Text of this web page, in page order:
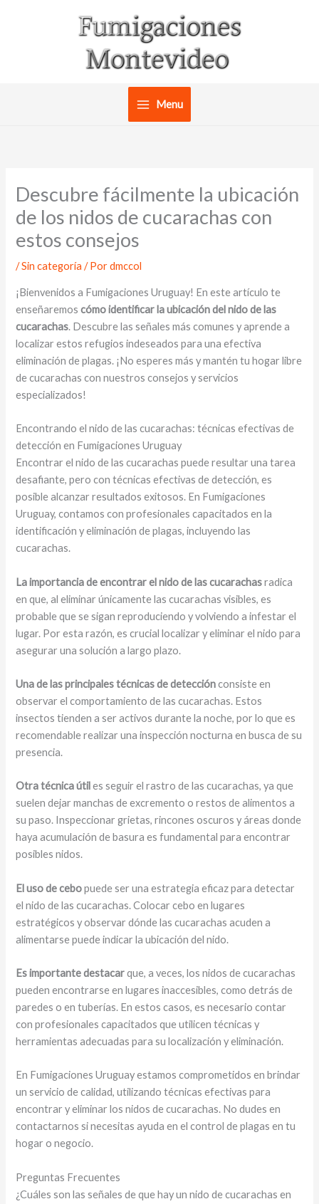
Menu
Descubre fácilmente la ubicación
de los nidos de cucarachas con
estos consejos
/Sin categoría / Pordmccol
¡Bienvenidos a Fumigaciones Uruguay! En este artículo te
enseñaremoscómo identificar la ubicación del nido de las
cucarachas. Descubre las señales más comunes y aprende a
localizar estos refugios indeseados para una efectiva
eliminación de plagas. ¡No esperes más y mantén tu hogar libre
de cucarachas con nuestros consejos y servicios
especializados!
Encontrando el nido de las cucarachas: técnicas efectivas de
detección en Fumigaciones Uruguay
Encontrar el nido de las cucarachas puede resultar una tarea
desafiante, pero con técnicas efectivas de detección, es
posible alcanzar resultados exitosos. En Fumigaciones
Uruguay, contamos con profesionales capacitados en la
identificación y eliminación de plagas, incluyendo las
cucarachas.
La importancia de encontrar el nido de las cucarachasradica
en que, al eliminar únicamente las cucarachas visibles, es
probable que se sigan reproduciendo y volviendo a infestar el
lugar. Por esta razón, es crucial localizar y eliminar el nido para
asegurar una solución a largo plazo.
Una de las principales técnicas de detecciónconsiste en
observar el comportamiento de las cucarachas. Estos
insectos tienden a ser activos durante la noche, por lo que es
recomendable realizar una inspección nocturna en busca de su
presencia.
Otra técnica útiles seguir el rastro de las cucarachas, ya que
suelen dejar manchas de excremento o restos de alimentos a
su paso. Inspeccionar grietas, rincones oscuros y áreas donde
haya acumulación de basura es fundamental para encontrar
posibles nidos.
El uso de cebopuede ser una estrategia eficaz para detectar
el nido de las cucarachas. Colocar cebo en lugares
estratégicos y observar dónde las cucarachas acuden a
alimentarse puede indicar la ubicación del nido.
Es importante destacarque, a veces, los nidos de cucarachas
pueden encontrarse en lugares inaccesibles, como detrás de
paredes o en tuberías. En estos casos, es necesario contar
con profesionales capacitados que utilicen técnicas y
herramientas adecuadas para su localización y eliminación.
En Fumigaciones Uruguay estamos comprometidos en brindar
un servicio de calidad, utilizando técnicas efectivas para
encontrar y eliminar los nidos de cucarachas. No dudes en
contactarnos si necesitas ayuda en el control de plagas en tu
hogar o negocio.
Preguntas Frecuentes
¿Cuáles son las señales de que hay un nido de cucarachas en